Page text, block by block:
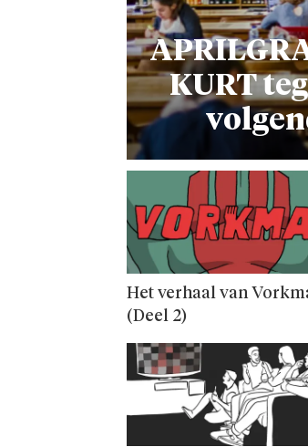
KURT
Het verhaal van
(Deel 2)